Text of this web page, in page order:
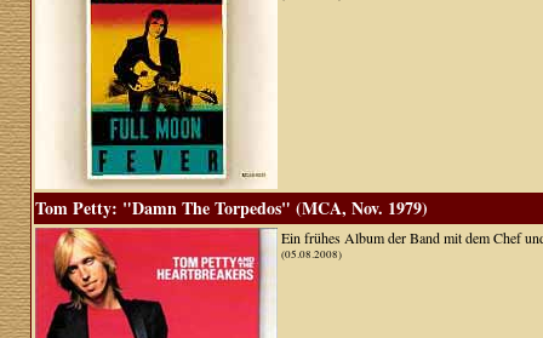
Tom Petty: "Damn The Torpedos" (MCA, Nov. 1979)
Ein frühes Album der Band mit dem Chef
(05.08.2008)